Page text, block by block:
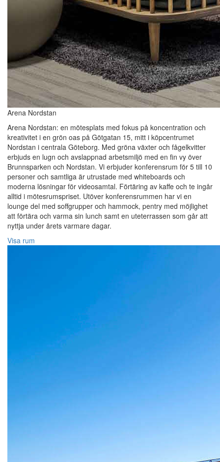
Arena Nordstan
Arena Nordstan: en mötesplats med fokus på koncentration och
kreativitet i en grön oas på Götgatan 15, mitt i köpcentrumet
Nordstan i centrala Göteborg. Med gröna växter och fågelkvitter
erbjuds en lugn och avslappnad arbetsmiljö med en fin vy över
Brunnsparken och Nordstan. Vi erbjuder konferensrum för 5 till 10
personer och samtliga är utrustade med whiteboards och
moderna lösningar för videosamtal. Förtäring av kaffe och te ingår
alltid i mötesrumspriset. Utöver konferensrummen har vi en
lounge del med soffgrupper och hammock, pentry med möjlighet
att förtära och varma sin lunch samt en uteterrassen som går att
nyttja under årets varmare dagar.
Visa rum